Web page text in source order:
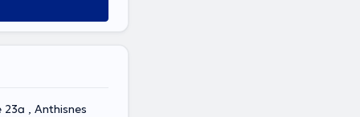
23a , Anthisnes